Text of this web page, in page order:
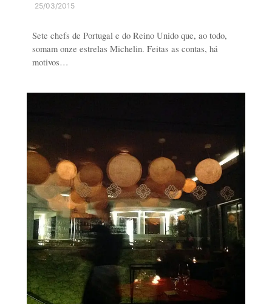
25/03/2015
Sete chefs de Portugal e do Reino Unido que, ao todo,
somam onze estrelas Michelin. Feitas as contas, há
motivos…